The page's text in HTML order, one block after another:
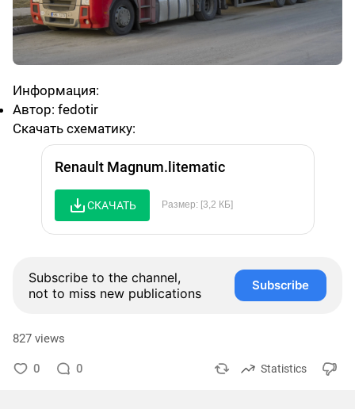
Информация:
Автор: fedotir
Скачать схематику:
Renault Magnum.litematic
СКАЧАТЬ Размер: [3,2 КБ]
Subscribe to the channel,
not to miss new publications
Subscribe
827 views
0 0 Statistics